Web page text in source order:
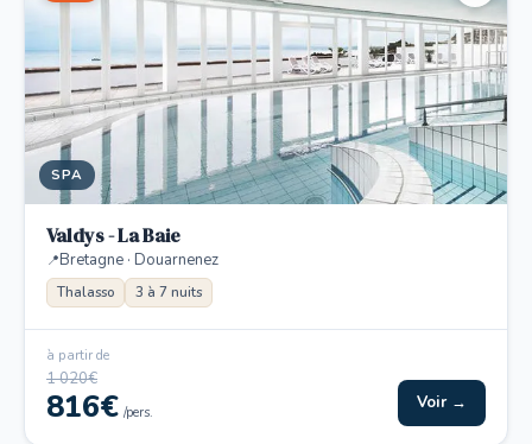
SPA
Valdys - La Baie
Bretagne · Douarnenez
Thalasso 3 à 7 nuits
à partir de
1 020€
816€ /pers. Voir →